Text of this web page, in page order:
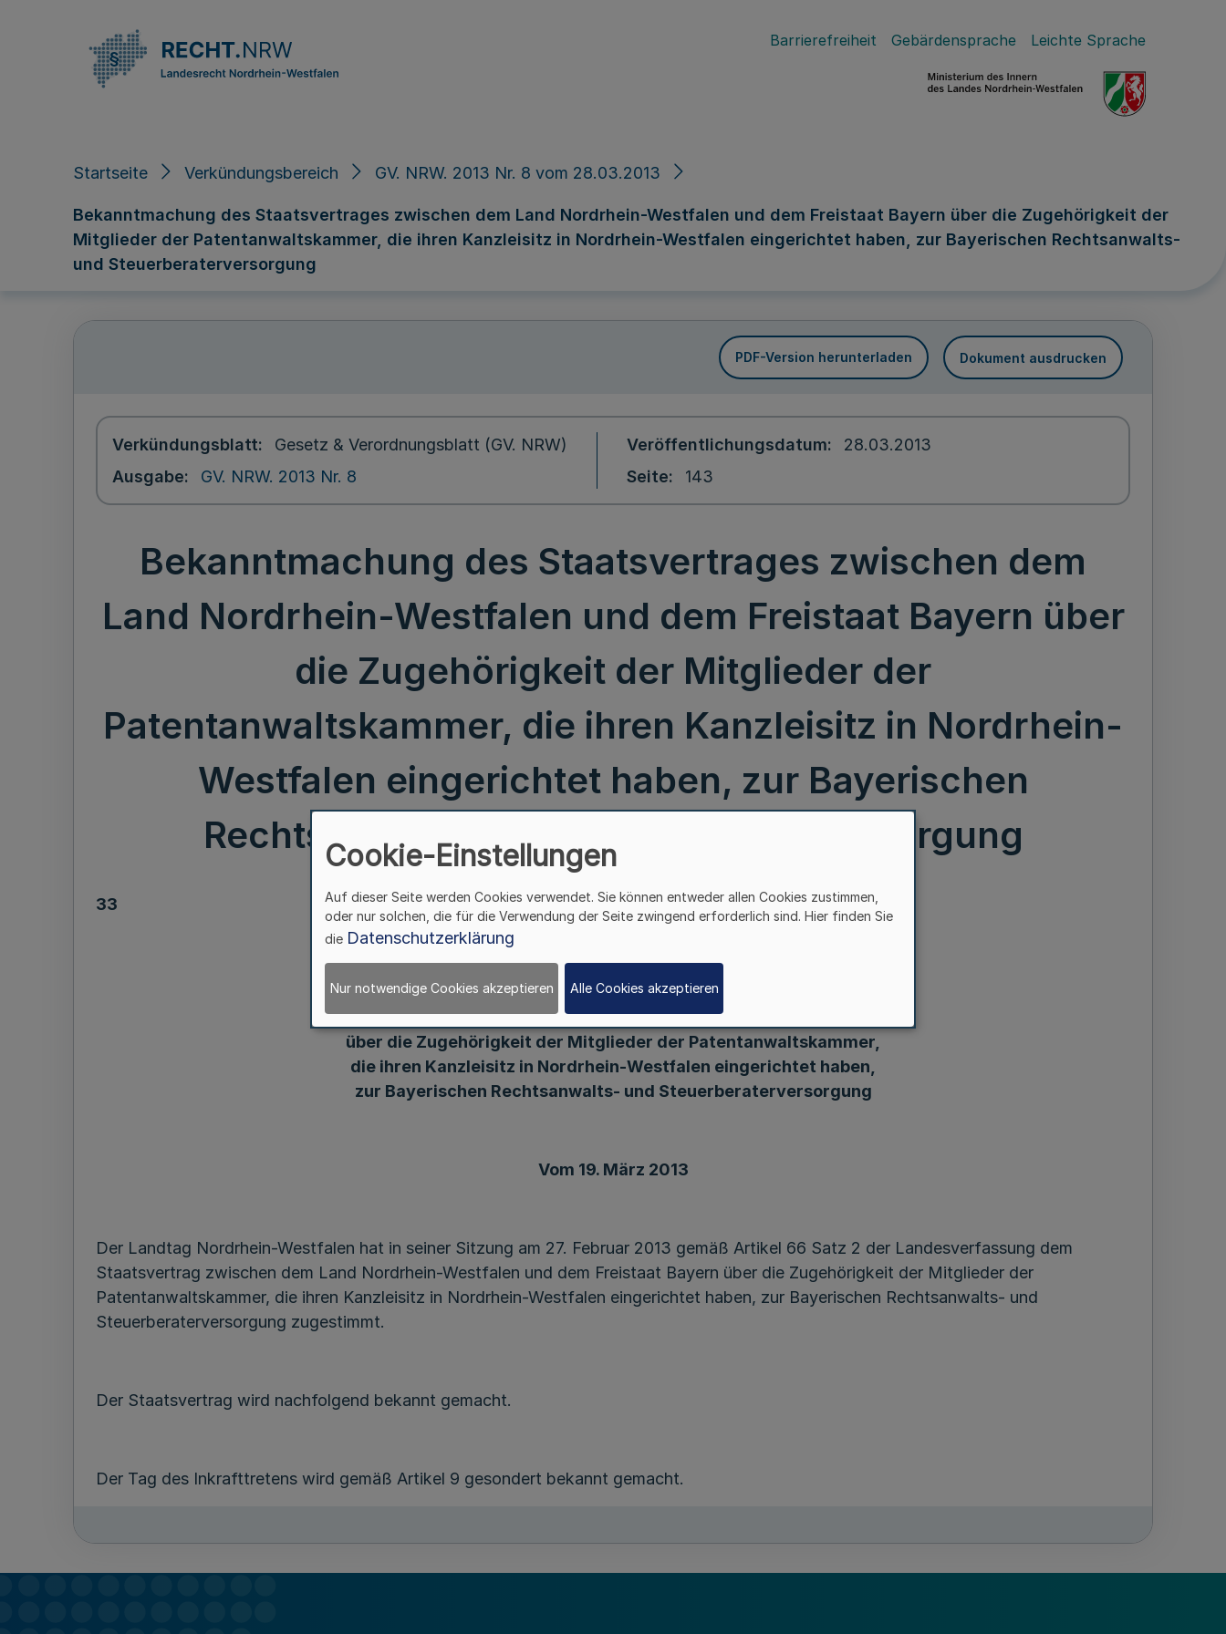
Barrierefreiheit Gebärdensprache Leichte Sprache
Startseite Verkündungsbereich GV. NRW. 2013 Nr. 8 vom 28.03.2013
Bekanntmachung des Staatsvertrages zwischen dem Land Nordrhein-Westfalen und dem Freistaat Bayern über die Zugehörigkeit der
Mitglieder der Patentanwaltskammer, die ihren Kanzleisitz in Nordrhein-Westfalen eingerichtet haben, zur Bayerischen Rechtsanwalts-
und Steuerberaterversorgung
PDF-Version herunterladen Dokument ausdrucken
Verkündungsblatt
Gesetz & Verordnungsblatt (GV. NRW)
Ausgabe
GV. NRW. 2013 Nr. 8
Veröffentlichungsdatum
28.03.2013
Seite
143
Bekanntmachung des Staatsvertrages zwischen dem
Land Nordrhein-Westfalen und dem Freistaat Bayern über
die Zugehörigkeit der Mitglieder der
Patentanwaltskammer, die ihren Kanzleisitz in Nordrhein-
Westfalen eingerichtet haben, zur Bayerischen
Rechtsanwalts- und Steuerberaterversorgung
33
des Staatsvertrages
zwischen dem Land Nordrhein-Westfalen und
dem Freistaat Bayern
über die Zugehörigkeit der Mitglieder der Patentanwaltskammer,
die ihren Kanzleisitz in Nordrhein-Westfalen eingerichtet haben,
zur Bayerischen Rechtsanwalts- und Steuerberaterversorgung
Vom 19. März 2013
Der Landtag Nordrhein-Westfalen hat in seiner Sitzung am 27. Februar 2013 gemäß Artikel 66 Satz 2 der Landesverfassung dem
Staatsvertrag zwischen dem Land Nordrhein-Westfalen und dem Freistaat Bayern über die Zugehörigkeit der Mitglieder der
Patentanwaltskammer, die ihren Kanzleisitz in Nordrhein-Westfalen eingerichtet haben, zur Bayerischen Rechtsanwalts- und
Steuerberaterversorgung zugestimmt.
Der Staatsvertrag wird nachfolgend bekannt gemacht.
Der Tag des Inkrafttretens wird gemäß Artikel 9 gesondert bekannt gemacht.
Cookie-Einstellungen
Auf dieser Seite werden Cookies verwendet. Sie können entweder allen Cookies zustimmen,
oder nur solchen, die für die Verwendung der Seite zwingend erforderlich sind. Hier finden Sie
die Datenschutzerklärung
Nur notwendige Cookies akzeptieren Alle Cookies akzeptieren